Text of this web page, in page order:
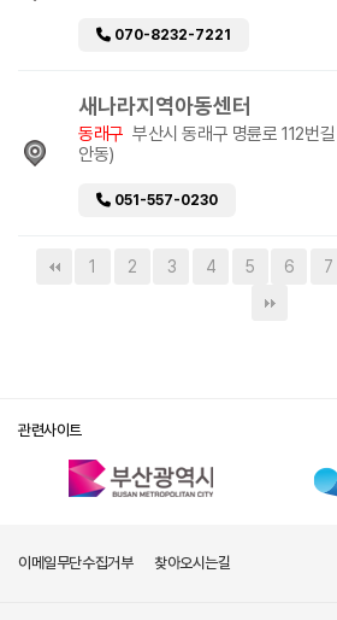
070-8232-7221
새나라지역아동센터
동래구 부산시 동래구 명륜로 112번
안동)
051-557-0230
1 2 3 4 5 6 7
관련사이트
이메일무단수집거부 찾아오시는길